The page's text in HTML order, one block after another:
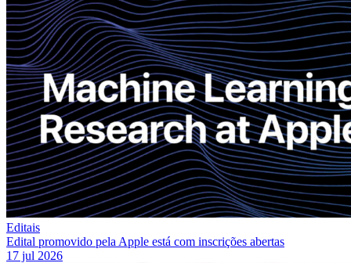
Editais
Edital promovido pela Apple está com inscrições abertas
17 jul 2026